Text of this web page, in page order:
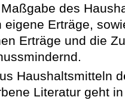
des
eigene Erträge,
Erträge und die
Haushaltsmitteln
Literatur geht